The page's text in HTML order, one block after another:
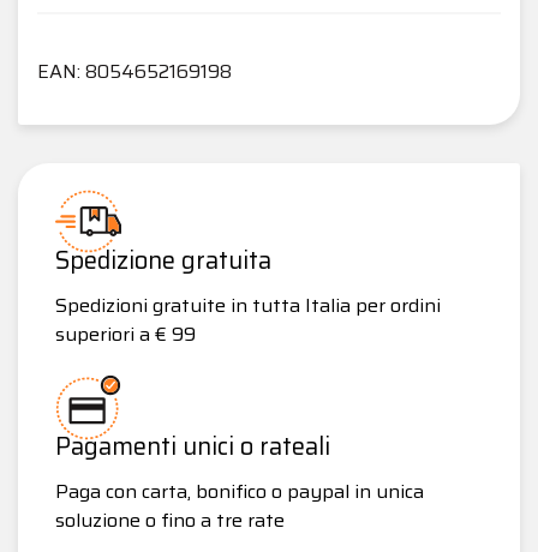
EAN: 8054652169198
Spedizione gratuita
Spedizioni gratuite in tutta Italia per ordini
superiori a € 99
Pagamenti unici o rateali
Paga con carta, bonifico o paypal in unica
soluzione o fino a tre rate